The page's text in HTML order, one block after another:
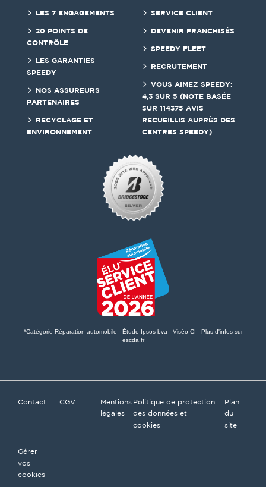
LES 7 ENGAGEMENTS
20 POINTS DE
CONTRÔLE
LES GARANTIES
SPEEDY
NOS ASSUREURS
PARTENAIRES
RECYCLAGE ET
ENVIRONNEMENT
SERVICE CLIENT
DEVENIR FRANCHISÉS
SPEEDY FLEET
RECRUTEMENT
VOUS AIMEZ SPEEDY:
4,3 SUR 5 (NOTE BASÉE
SUR 114375 AVIS
RECUEILLIS AUPRÈS DES
CENTRES SPEEDY)
*Catégorie Réparation automobile - Étude Ipsos bva - Viséo CI - Plus d'infos sur
escda.fr
Contact CGV
Mentions
légales
Politique de protection
des données et
cookies
Plan
du
site
Gérer
vos
cookies